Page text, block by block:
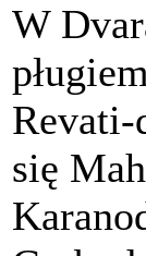
W
Revati-
się